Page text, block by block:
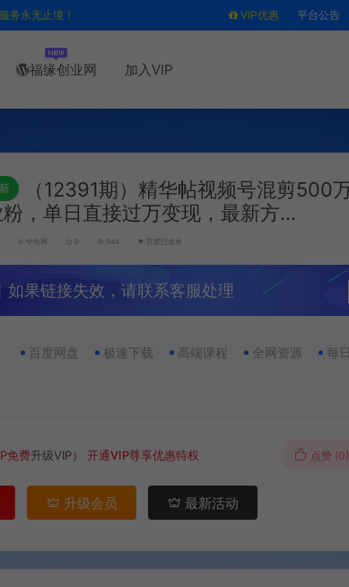
务永无止境！ VIP优惠 平台公告
福缘创业网 加入VIP
（12391期）精华帖视频号混剪500
，单日直接过万变现，最新方…
中创网 0 544 百度已收录
丨如果链接失效，请联系客服处理
百度网盘 极速下载 高端课程 全网资源 每
免费升级VIP）开通VIP尊享优惠特权 点赞 (0)
升级会员 最新活动